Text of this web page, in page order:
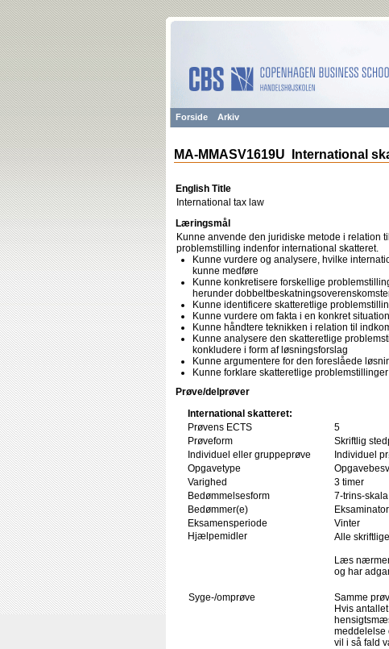
Forside Arkiv
MA-MMASV1619U International
English Title
International tax law
Læringsmål
Kunne anvende den juridiske metode i relation
problemstilling indenfor international skatteret.
Kunne vurdere og analysere, hvilke
kunne medføre
Kunne konkretisere forskellige
herunder
Kunne identificere skatteretlige
Kunne vurdere om fakta i en konkret
Kunne håndtere teknikken i relation til
Kunne analysere den skatteretlige
konkludere i form af løsningsforslag
Kunne argumentere for den foreslåede
Kunne forklare skatteretlige
Prøve/delprøver
International skatteret:
Prøvens ECTS
5
Prøveform
Skriftlig
Individuel eller gruppeprøve
Individuel
Opgavetype
Varighed
3 timer
Bedømmelsesform
7-trins-skala
Bedømmer(e)
Eksamensperiode
Vinter
Hjælpemidler
Alle
Læs
og har
Syge-/omprøve
Samme
Hvis
meddelelse
vil i så fald